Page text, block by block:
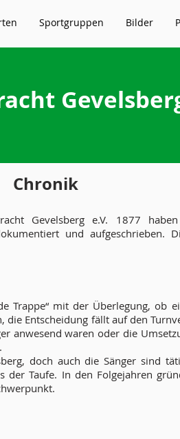
Sportgruppen Bilder
Chronik
Gevelsberg e.V. 1877
und aufgeschrieben.
Trappe“ mit der Überlegung, ob
die Entscheidung fällt auf den
anwesend waren oder die
doch auch die Sänger sind
der Taufe. In den Folgejahren